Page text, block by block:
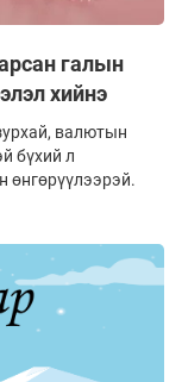
галын
хийнэ
валютын
бүхий л
өнгөрүүлээрэй.